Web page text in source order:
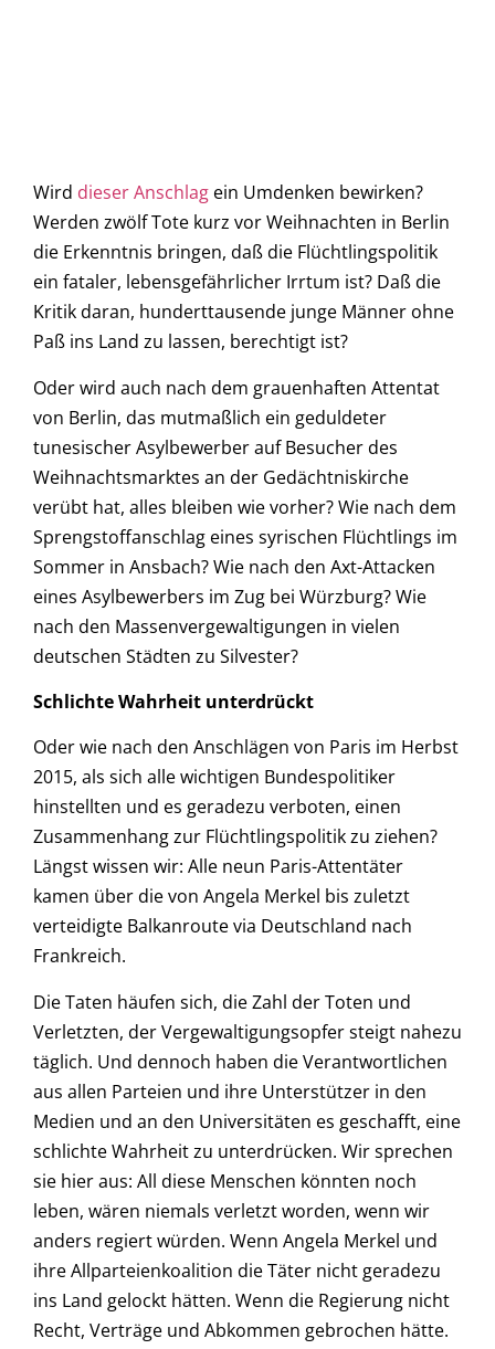
Wird dieser Anschlag ein Umdenken bewirken?
Werden zwölf Tote kurz vor Weihnachten in Berlin
die Erkenntnis bringen, daß die Flüchtlingspolitik
ein fataler, lebensgefährlicher Irrtum ist? Daß die
Kritik daran, hunderttausende junge Männer ohne
Paß ins Land zu lassen, berechtigt ist?
Oder wird auch nach dem grauenhaften Attentat
von Berlin, das mutmaßlich ein geduldeter
tunesischer Asylbewerber auf Besucher des
Weihnachtsmarktes an der Gedächtniskirche
verübt hat, alles bleiben wie vorher? Wie nach dem
Sprengstoffanschlag eines syrischen Flüchtlings im
Sommer in Ansbach? Wie nach den Axt-Attacken
eines Asylbewerbers im Zug bei Würzburg? Wie
nach den Massenvergewaltigungen in vielen
deutschen Städten zu Silvester?
Schlichte Wahrheit unterdrückt
Oder wie nach den Anschlägen von Paris im Herbst
2015, als sich alle wichtigen Bundespolitiker
hinstellten und es geradezu verboten, einen
Zusammenhang zur Flüchtlingspolitik zu ziehen?
Längst wissen wir: Alle neun Paris-Attentäter
kamen über die von Angela Merkel bis zuletzt
verteidigte Balkanroute via Deutschland nach
Frankreich.
Die Taten häufen sich, die Zahl der Toten und
Verletzten, der Vergewaltigungsopfer steigt nahezu
täglich. Und dennoch haben die Verantwortlichen
aus allen Parteien und ihre Unterstützer in den
Medien und an den Universitäten es geschafft, eine
schlichte Wahrheit zu unterdrücken. Wir sprechen
sie hier aus: All diese Menschen könnten noch
leben, wären niemals verletzt worden, wenn wir
anders regiert würden. Wenn Angela Merkel und
ihre Allparteienkoalition die Täter nicht geradezu
ins Land gelockt hätten. Wenn die Regierung nicht
Recht, Verträge und Abkommen gebrochen hätte.